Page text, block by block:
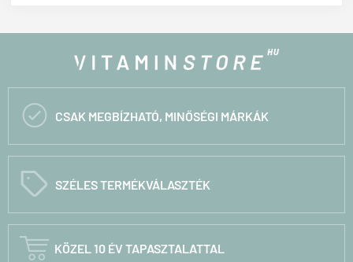
 CSAK MEGBÍZHATÓ, MINŐSÉGI MÁRKÁK
C SZÉLES TERMÉKVÁLASZTÉK
 KÖZEL 10 ÉV TAPASZTALATTAL